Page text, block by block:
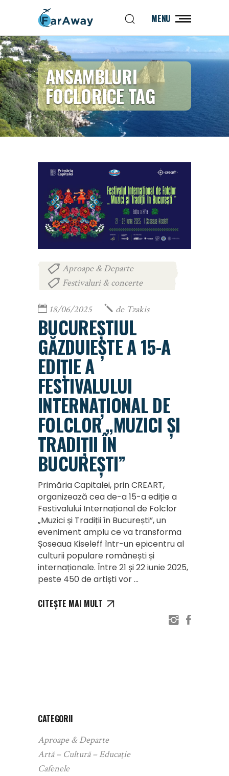
MENU
ANSAMBLURI
FOCLORICE TAG
Aproape & Departe
Festivaluri & concerte
18/06/2025 de Tzakis
BUCUREȘTIUL
GĂZDUIEȘTE A 15-A
EDIȚIE A
FESTIVALULUI
INTERNAȚIONAL DE
FOLCLOR „MUZICI ȘI
TRADIȚII ÎN
BUCUREȘTI”
Primăria Capitalei, prin CREART,
organizează cea de-a 15-a ediție a
Festivalului Internațional de Folclor
„Muzici și Tradiții în București”, un
eveniment amplu ce va transforma
Șoseaua Kiseleff într-un epicentru al
culturii populare românești și
internaționale. Între 21 și 22 iunie 2025,
peste 450 de artiști vor
CITEȘTE MAI MULT
CATEGORII
Aproape & Departe
Artă – Cultură – Educație
Cafenele